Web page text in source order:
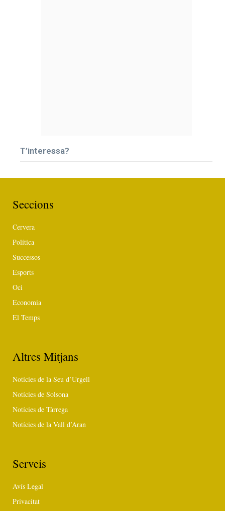
T’interessa?
Seccions
Cervera
Política
Successos
Esports
Oci
Economia
El Temps
Altres Mitjans
Notícies de la Seu d’Urgell
Notícies de Solsona
Notícies de Tàrrega
Notícies de la Vall d’Aran
Serveis
Avís Legal
Privacitat